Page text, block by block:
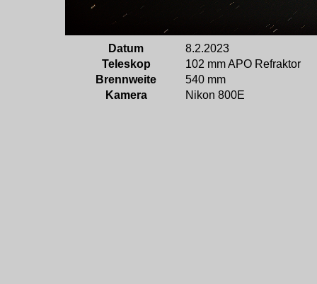
Datum
8.2.2023
Teleskop
102 mm APO Refraktor
Brennweite
540 mm
Kamera
Nikon 800E